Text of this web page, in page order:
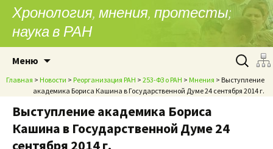
Хронология, мнения, протесты;
наука в РАН
Меню Найти:
Главная > Новости > Реорганизация РАН > 253-ФЗ о РАН > Мнения > Выступление
академика Бориса Кашина в Государственной Думе 24 сентября 2014 г.
Выступление академика Бориса
Кашина в Государственной Думе 24
сентября 2014 г.